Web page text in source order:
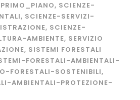
PRIMO_PIANO, SCIENZE-
, SCIENZE-SERVIZI-
, SCIENZE-
AMBIENTE, SERVIZIO
, SISTEMI FORESTALI
FORESTALI-AMBIENTALI-
FORESTALI-SOSTENIBILI,
AMBIENTALI-PROTEZIONE-